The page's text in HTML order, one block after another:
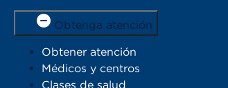
Obtenga atención
Obtener atención
Médicos y centros
Clases de salud